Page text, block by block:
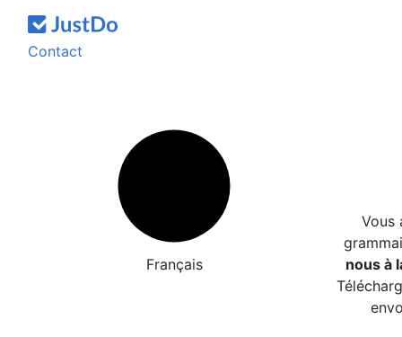
Contact
Français
Vous
nous à